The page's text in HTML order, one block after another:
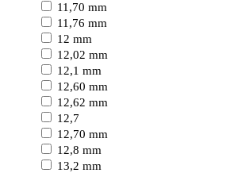
11,70 mm
11,76 mm
12 mm
12,02 mm
12,1 mm
12,60 mm
12,62 mm
12,7
12,70 mm
12,8 mm
13,2 mm